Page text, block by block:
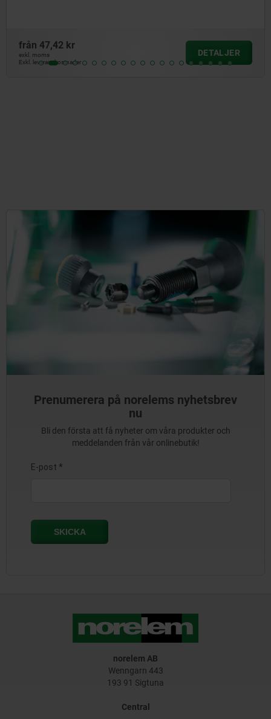
från50,98 kr
exkl. moms
Exkl. leveranskostnader
DETALJER
Prenumerera på norelems nyhetsbrev
nu
Bli den första att få nyheter om våra produkter och
meddelanden från vår onlinebutik!
norelem AB
Wenngarn 443
193 91 Sigtuna
Central